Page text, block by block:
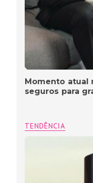
Momento atual
seguros para
TENDÊNCIA